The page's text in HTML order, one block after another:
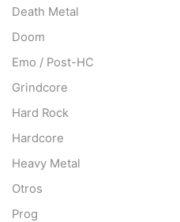
Death Metal
Doom
Emo / Post-HC
Grindcore
Hard Rock
Hardcore
Heavy Metal
Otros
Prog